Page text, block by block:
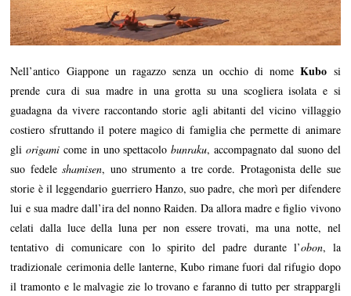
Nell’antico Giappone un ragazzo senza un occhio di nomeKubo si
prende cura di sua madre in una grotta su una scogliera isolata e si
guadagna da vivere raccontando storie agli abitanti del vicino villaggio
costiero sfruttando il potere magico di famiglia che permette di animare
gliorigami come in uno spettacolobunraku, accompagnato dal suono del
suo fedeleshamisen, uno strumento a tre corde. Protagonista delle sue
storie è il leggendario guerriero Hanzo, suo padre, che morì per difendere
lui e sua madre dall’ira del nonno Raiden. Da allora madre e figlio vivono
celati dalla luce della luna per non essere trovati, ma una notte, nel
tentativo di comunicare con lo spirito del padre durante l’obon, la
tradizionale cerimonia delle lanterne, Kubo rimane fuori dal rifugio dopo
il tramonto e le malvagie zie lo trovano e faranno di tutto per strappargli